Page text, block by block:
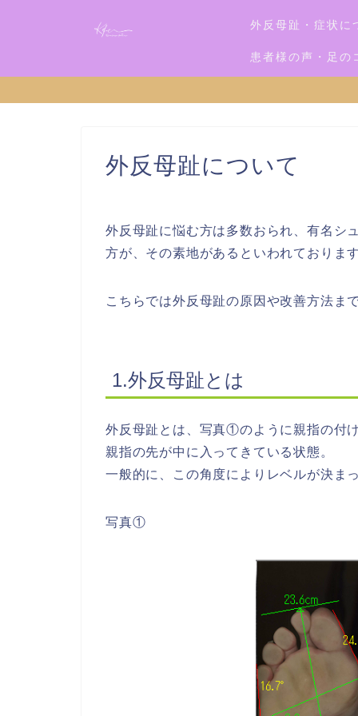
外反母趾・症状に
患者様の声・足の
外反母趾について
外反母趾に悩む方は多数おられ、有名シ
方が、その素地があるといわれておりま
こちらでは外反母趾の原因や改善方法ま
1.外反母趾とは
外反母趾とは、写真①のように親指の付
親指の先が中に入ってきている状態。
一般的に、この角度によりレベルが決ま
写真①